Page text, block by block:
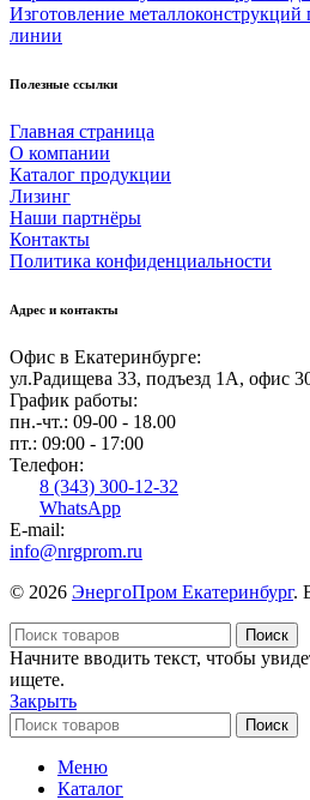
Изготовление
линии
Полезные ссылки
Главная страница
О компании
Каталог продукции
Лизинг
Наши партнёры
Контакты
Политика конфиденциальности
Адрес и контакты
Офис в Екатеринбурге:
ул.Радищева 33, подъезд 1А, офис
График работы:
пн.-чт.: 09-00 - 18.00
пт.: 09:00 - 17:00
Телефон:
8 (343) 300-12-32
WhatsApp
E-mail:
info@nrgprom.ru
© 2026 ЭнергоПром Екатеринбург.
Поиск
Начните вводить текст, чтобы
ищете.
Закрыть
Поиск
Меню
Каталог